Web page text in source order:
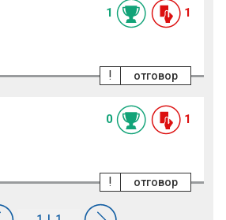
1 1
отговор
!
0 1
отговор
!